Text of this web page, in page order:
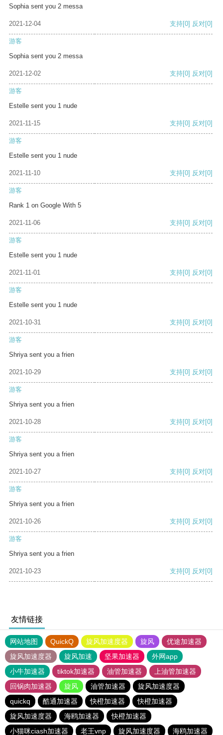
Sophia sent you 2 messa
2021-12-04 支持[0] 反对[0]
游客
Sophia sent you 2 messa
2021-12-02 支持[0] 反对[0]
游客
Estelle sent you 1 nude
2021-11-15 支持[0] 反对[0]
游客
Estelle sent you 1 nude
2021-11-10 支持[0] 反对[0]
游客
Rank 1 on Google With 5
2021-11-06 支持[0] 反对[0]
游客
Estelle sent you 1 nude
2021-11-01 支持[0] 反对[0]
游客
Estelle sent you 1 nude
2021-10-31 支持[0] 反对[0]
游客
Shriya sent you a frien
2021-10-29 支持[0] 反对[0]
游客
Shriya sent you a frien
2021-10-28 支持[0] 反对[0]
游客
Shriya sent you a frien
2021-10-27 支持[0] 反对[0]
游客
Shriya sent you a frien
2021-10-26 支持[0] 反对[0]
游客
Shriya sent you a frien
2021-10-23 支持[0] 反对[0]
友情链接
网站地图 QuickQ 旋风加速度器 旋风
优途加速器
旋风加速度器
旋风加速 坚果加速器
外网app
小牛加速器
tiktok加速器 油管加速器
上油管加速器
回锅肉加速器
旋风 油管加速器
旋风加速度器
quickq
酷通加速器 快橙加速器
快橙加速器
旋风加速度器
海鸥加速器
快橙加速器
小猫咪ciash加速器
老王vnp 旋风加速度器 海鸥加速器